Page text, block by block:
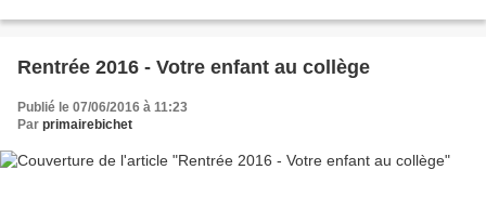
Rentrée 2016 - Votre enfant au collège
Publié le 07/06/2016 à 11:23
Par primairebichet